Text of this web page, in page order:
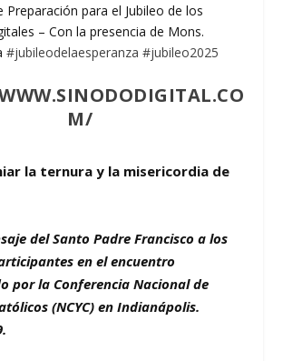
Preparación para el Jubileo de los
– Con la presencia de Mons.
#jubileodelaesperanza #jubileo2025
M/
la ternura y la misericordia de
del Santo Padre Francisco a los
en el encuentro
por la Conferencia Nacional de
(NCYC) en Indianápolis.